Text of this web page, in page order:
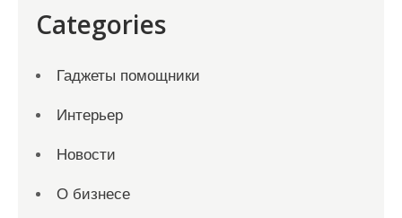
Categories
Гаджеты помощники
Интерьер
Новости
О бизнесе